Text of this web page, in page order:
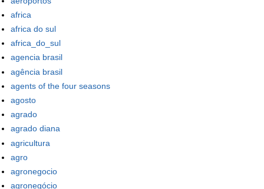
africa
africa do sul
africa_do_sul
agencia brasil
agência brasil
agents of the four seasons
agosto
agrado
agrado diana
agricultura
agro
agronegocio
agronegócio